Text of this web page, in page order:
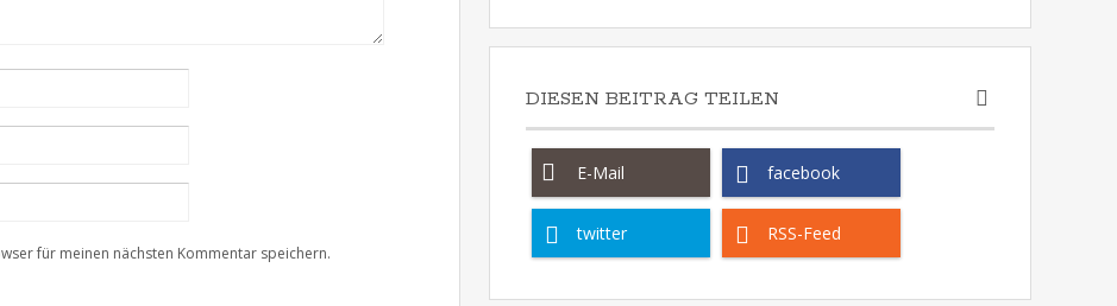
für meinen nächsten Kommentar speichern.
DIESEN BEITRAG TEILEN
E-Mail facebook
twitter RSS-Feed